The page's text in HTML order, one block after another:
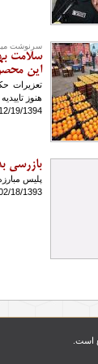
سرنوشت
این
هنوز
12/19/1394 - 18:17
بازرسی
پلیس
18/1393 - 07:01
است.